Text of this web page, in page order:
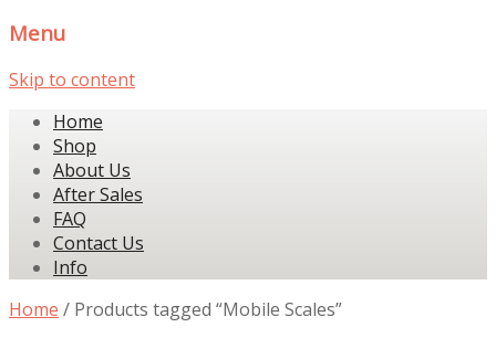
Menu
Skip to content
Home
Shop
About Us
After Sales
FAQ
Contact Us
Info
Home / Products tagged “Mobile Scales”